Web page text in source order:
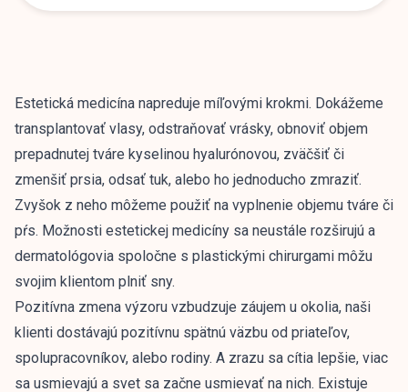
Estetická medicína napreduje míľovými krokmi. Dokážeme
transplantovať vlasy, odstraňovať vrásky, obnoviť objem
prepadnutej tváre kyselinou hyalurónovou, zväčšiť či
zmenšiť prsia, odsať tuk, alebo ho jednoducho zmraziť.
Zvyšok z neho môžeme použiť na vyplnenie objemu tváre či
pŕs. Možnosti estetickej medicíny sa neustále rozširujú a
dermatológovia spoločne s plastickými chirurgami môžu
svojim klientom plniť sny.
Pozitívna zmena výzoru vzbudzuje záujem u okolia, naši
klienti dostávajú pozitívnu spätnú väzbu od priateľov,
spolupracovníkov, alebo rodiny. A zrazu sa cítia lepšie, viac
sa usmievajú a svet sa začne usmievať na nich. Existuje